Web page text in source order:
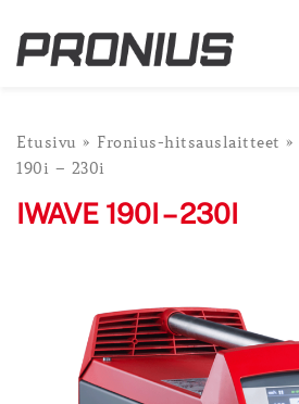
sisältöön
Etusivu » Fronius-hitsauslaitteet »
190i – 230i
IWAVE 190I – 230I